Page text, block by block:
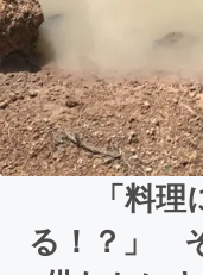
「料
る！？」